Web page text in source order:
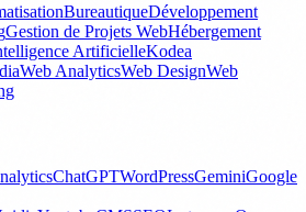
BureautiqueDéveloppement
Gestion de Projets WebHébergement
ArtificielleKodea
Web AnalyticsWeb DesignWeb
ChatGPTWordPressGeminiGoogle